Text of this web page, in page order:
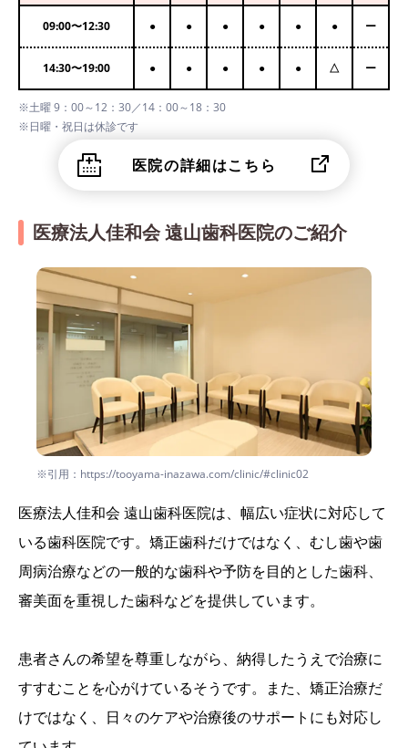
09:00〜12:30 ● ● ● ● ● ● ー
14:30〜19:00 ● ● ● ● ● △ ー
※土曜 9：00～12：30／14：00～18：30
※日曜・祝日は休診です
医院の詳細はこちら
医療法人佳和会 遠山歯科医院のご紹介
※引用：https://tooyama-inazawa.com/clinic/#clinic02
医療法人佳和会 遠山歯科医院は、幅広い症状に対応して
いる歯科医院です。矯正歯科だけではなく、むし歯や歯
周病治療などの一般的な歯科や予防を目的とした歯科、
審美面を重視した歯科などを提供しています。
患者さんの希望を尊重しながら、納得したうえで治療に
すすむことを心がけているそうです。また、矯正治療だ
けではなく、日々のケアや治療後のサポートにも対応し